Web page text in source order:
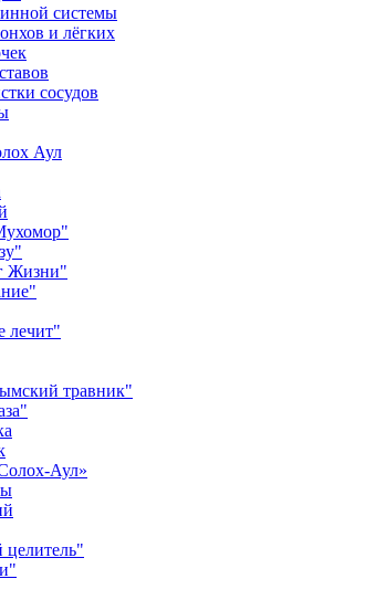
системы
и лёгких
сосудов
Аул
Жизни"
лечит"
травник"
Аул»